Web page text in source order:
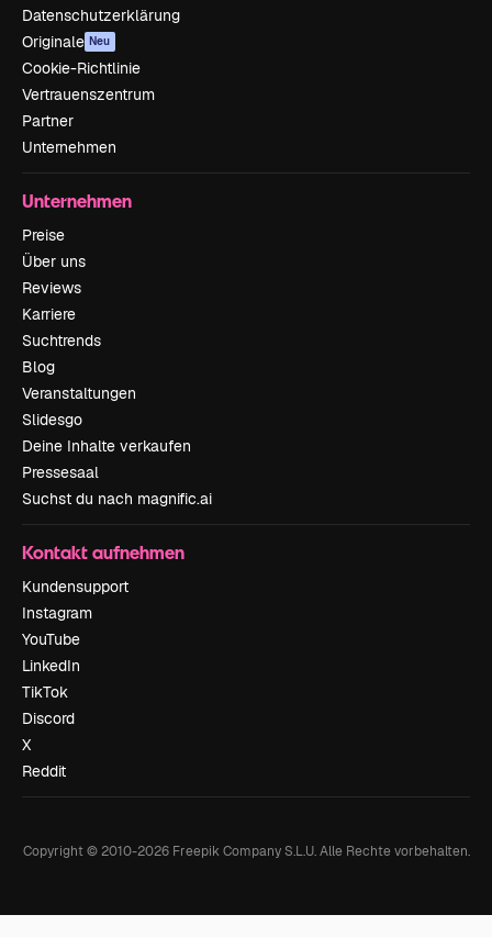
Datenschutzerklärung
Originale Neu
Cookie-Richtlinie
Vertrauenszentrum
Partner
Unternehmen
Unternehmen
Preise
Über uns
Reviews
Karriere
Suchtrends
Blog
Veranstaltungen
Slidesgo
Deine Inhalte verkaufen
Pressesaal
Suchst du nach magnific.ai
Kontakt aufnehmen
Kundensupport
Instagram
YouTube
LinkedIn
TikTok
Discord
X
Reddit
Copyright © 2010-2026Freepik Company S.L.U. Alle Rechte vorbehalten.